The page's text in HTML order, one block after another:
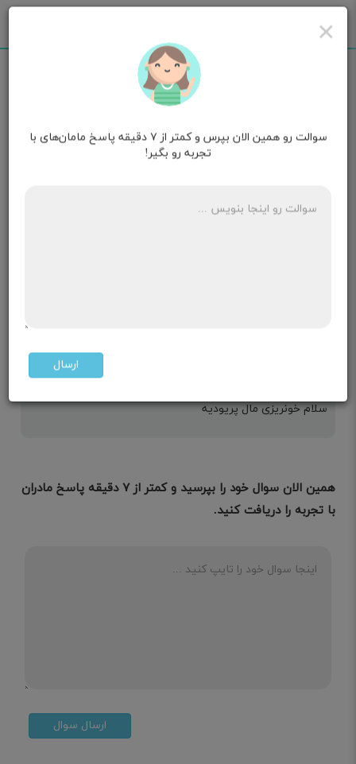
زهرا قصد بارداری
خونریزی داشتم اما نمیدونم مال پریودی هست یا
سلام خونریزی مال پریودیه
همین الان سوال خود را بپرسید و کمتر از ۷ دقیقه پاسخ مادران
با تجربه را دریافت کنید.
ارسال سوال
×
سوالت رو همین الان بپرس و کمتر از ۷ دقیقه پاسخ مامان‌های با
تجربه رو بگیر!
ارسال